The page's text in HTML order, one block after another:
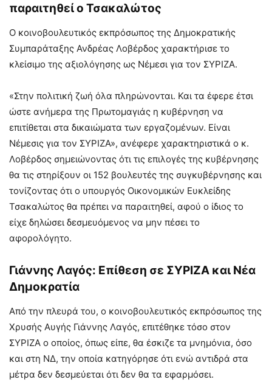
παραιτηθεί ο Τσακαλώτος
Ο κοινοβουλευτικός εκπρόσωπος της Δημοκρατικής
Συμπαράταξης Ανδρέας Λοβέρδος χαρακτήρισε το
κλείσιμο της αξιολόγησης ως Νέμεσι για τον ΣΥΡΙΖΑ.
«Στην πολιτική ζωή όλα πληρώνονται. Και τα έφερε έτσι
ώστε ανήμερα της Πρωτομαγιάς η κυβέρνηση να
επιτίθεται στα δικαιώματα των εργαζομένων. Είναι
Νέμεσις για τον ΣΥΡΙΖΑ», ανέφερε χαρακτηριστικά ο κ.
Λοβέρδος σημειώνοντας ότι τις επιλογές της κυβέρνησης
θα τις στηρίξουν οι 152 βουλευτές της συγκυβέρνησης και
τονίζοντας ότι ο υπουργός Οικονομικών Ευκλείδης
Τσακαλώτος θα πρέπει να παραιτηθεί, αφού ο ίδιος το
είχε δηλώσει δεσμευόμενος να μην πέσει το
αφορολόγητο.
Γιάννης Λαγός: Επίθεση σε ΣΥΡΙΖΑ και Νέα
Δημοκρατία
Από την πλευρά του, ο κοινοβουλευτικός εκπρόσωπος της
Χρυσής Αυγής Γιάννης Λαγός, επιτέθηκε τόσο στον
ΣΥΡΙΖΑ ο οποίος, όπως είπε, θα έσκιζε τα μνημόνια, όσο
και στη ΝΔ, την οποία κατηγόρησε ότι ενώ αντιδρά στα
μέτρα δεν δεσμεύεται ότι δεν θα τα εφαρμόσει.